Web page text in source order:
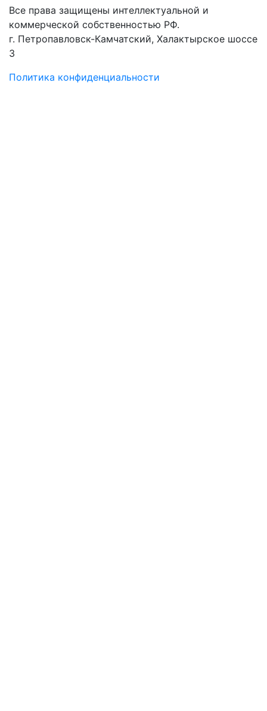
Все права защищены интеллектуальной и
коммерческой собственностью РФ.
г. Петропавловск-Камчатский, Халактырское шоссе
3
Политика конфиденциальности